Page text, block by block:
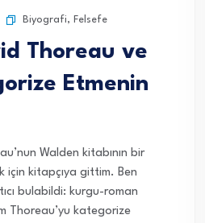
Biyografi, Felsefe
Thoreau ve
Etmenin
Walden kitabının bir
için kitapçıya gittim. Ben
bulabildi: kurgu-roman
Thoreau’yu kategorize